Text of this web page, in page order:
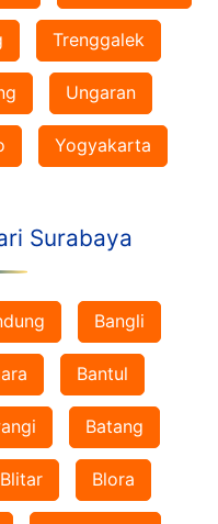
Trenggalek
Ungaran
Yogyakarta
Surabaya
Bangli
Bantul
Batang
Blitar Blora